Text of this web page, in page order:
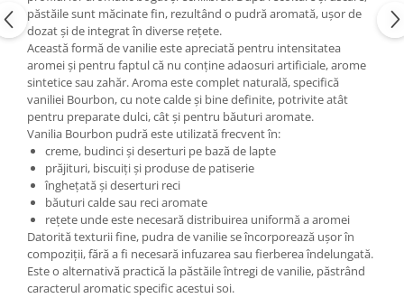
păstăile sunt măcinate fin, rezultând o pudră aromată, ușor de
dozat și de integrat în diverse rețete.
Această formă de vanilie este apreciată pentru intensitatea
aromei și pentru faptul că nu conține adaosuri artificiale, arome
sintetice sau zahăr. Aroma este complet naturală, specifică
vaniliei Bourbon, cu note calde și bine definite, potrivite atât
pentru preparate dulci, cât și pentru băuturi aromate.
Vanilia Bourbon pudră este utilizată frecvent în:
creme, budinci și deserturi pe bază de lapte
prăjituri, biscuiți și produse de patiserie
înghețată și deserturi reci
băuturi calde sau reci aromate
rețete unde este necesară distribuirea uniformă a aromei
Datorită texturii fine, pudra de vanilie se încorporează ușor în
compoziții, fără a fi necesară infuzarea sau fierberea îndelungată.
Este o alternativă practică la păstăile întregi de vanilie, păstrând
caracterul aromatic specific acestui soi.